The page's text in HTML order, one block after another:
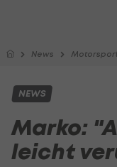
News
NEWS
Marko:
leicht